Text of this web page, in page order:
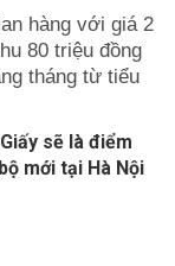
hàng với giá 2
80 triệu đồng
tháng từ tiểu
sẽ là điểm
mới tại Hà Nội